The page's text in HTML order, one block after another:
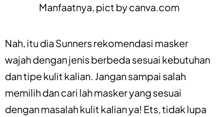
Manfaatnya, pict bycanva.com
Nah, itu dia Sunners rekomendasi masker
wajah dengan jenis berbeda sesuai kebutuhan
dan tipe kulit kalian. Jangan sampai salah
memilih dan cari lah masker yang sesuai
dengan masalah kulit kalian ya! Ets, tidak lupa